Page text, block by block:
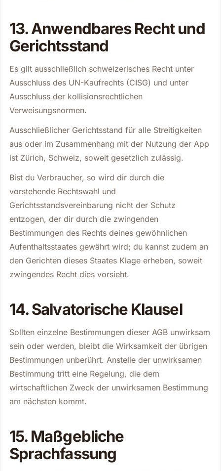
13. Anwendbares Recht und
Gerichtsstand
Es gilt ausschließlich schweizerisches Recht unter
Ausschluss des UN-Kaufrechts (CISG) und unter
Ausschluss der kollisionsrechtlichen
Verweisungsnormen.
Ausschließlicher Gerichtsstand für alle Streitigkeiten
aus oder im Zusammenhang mit der Nutzung der App
ist Zürich, Schweiz, soweit gesetzlich zulässig.
Bist du Verbraucher, so wird dir durch die
vorstehende Rechtswahl und
Gerichtsstandsvereinbarung nicht der Schutz
entzogen, der dir durch die zwingenden
Bestimmungen des Rechts deines gewöhnlichen
Aufenthaltsstaates gewährt wird; du kannst zudem an
den Gerichten dieses Staates Klage erheben, soweit
zwingendes Recht dies vorsieht.
14. Salvatorische Klausel
Sollten einzelne Bestimmungen dieser AGB unwirksam
sein oder werden, bleibt die Wirksamkeit der übrigen
Bestimmungen unberührt. Anstelle der unwirksamen
Bestimmung tritt eine Regelung, die dem
wirtschaftlichen Zweck der unwirksamen Bestimmung
am nächsten kommt.
15. Maßgebliche
Sprachfassung